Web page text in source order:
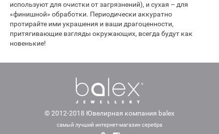
используют для очистки от загрязнений), и сухая – для
«финишной» обработки. Периодически аккуратно
протирайте ими украшения и ваши драгоценности,
притягивающие взгляды окружающих, всегда будут как
новенькие!
© 2012-2018 Ювелирная компания balex
самый лучший интернет-магазин серебра